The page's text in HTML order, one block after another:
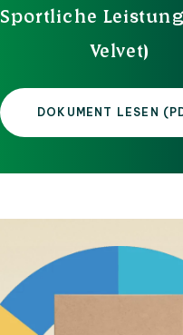
Sportliche
Velvet)
DOKUMENT LESEN